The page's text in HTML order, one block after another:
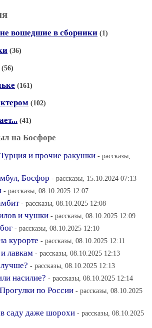
вошедшие в сборники (1)
(36)
(56)
(161)
(102)
(41)
на Босфоре
и прочие ракушки - рассказы,
Босфор - рассказы, 15.10.2024 07:13
- рассказы, 08.10.2025 12:07
- рассказы, 08.10.2025 12:08
и чушки - рассказы, 08.10.2025 12:09
- рассказы, 08.10.2025 12:10
курорте - рассказы, 08.10.2025 12:11
лавкам - рассказы, 08.10.2025 12:13
- рассказы, 08.10.2025 12:13
насилие? - рассказы, 08.10.2025 12:14
по России - рассказы, 08.10.2025
саду даже шорохи - рассказы, 08.10.2025